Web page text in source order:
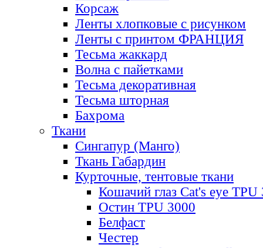
Корсаж
Ленты хлопковые с рисунком
Ленты с принтом ФРАНЦИЯ
Тесьма жаккард
Волна с пайетками
Тесьма декоративная
Тесьма шторная
Бахрома
Ткани
Сингапур (Манго)
Ткань Габардин
Курточные, тентовые ткани
Кошачий глаз Cat's eye TPU
Остин TPU 3000
Белфаст
Честер